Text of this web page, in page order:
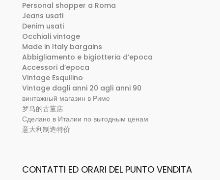
Personal shopper a Roma
Jeans usati
Denim usati
Occhiali vintage
Made in Italy bargains
Abbigliamento e bigiotteria d’epoca
Accessori d’epoca
Vintage Esquilino
Vintage dagli anni 20 agli anni 90
винтажный магазин в Риме
罗马的古董店
Сделано в Италии по выгодным ценам
意大利制造特价
CONTATTI ED ORARI DEL PUNTO VENDITA